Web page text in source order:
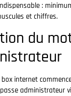
:
et chiffres.
du
internet
administrateur